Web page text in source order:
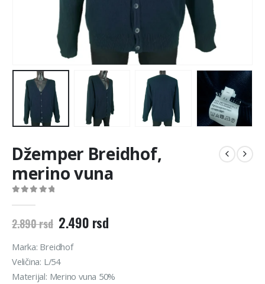
Džemper Breidhof,
merino vuna
2.890rsd Originalna
cena
je
bila:
2.890 rsd.
2.490 rsdTrenutna
cena
Marka: Breidhof
Veličina: L/54
Materijal: Merino vuna 50%